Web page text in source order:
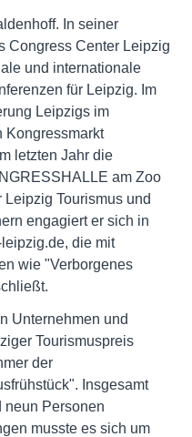
In seiner
Congress Center Leipzig
und internationale
für Leipzig. Im
Leipzigs im
Kongressmarkt
letzten Jahr die
am Zoo
Tourismus und
engagiert er sich in
die mit
wie "Verborgenes
Unternehmen und
Tourismuspreis
der
Insgesamt
neun Personen
musste es sich um